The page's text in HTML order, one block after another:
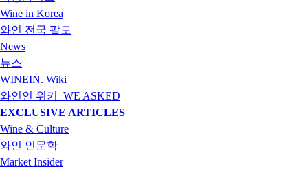
Wine in Korea
와인 전국 팔도
News
뉴스
WINEIN. Wiki
와인인 위키_WE ASKED
EXCLUSIVE ARTICLES
Wine & Culture
와인 인문학
Market Insider